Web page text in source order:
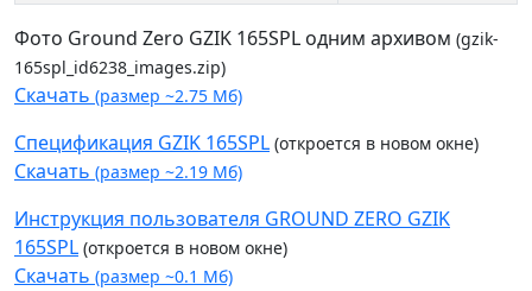
Фото Ground Zero GZIK 165SPL одним архивом (gzik-
165spl_id6238_images.zip)
Скачать (размер ~2.75 Мб)
Спецификация GZIK 165SPL (откроется в новом окне)
Скачать (размер ~2.19 Мб)
Инструкция пользователя GROUND ZERO GZIK
165SPL (откроется в новом окне)
Скачать (размер ~0.1 Мб)